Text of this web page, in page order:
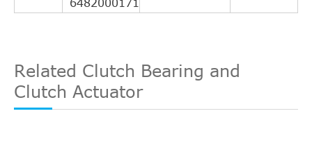
6482000171
Related Clutch Bearing and
Clutch Actuator